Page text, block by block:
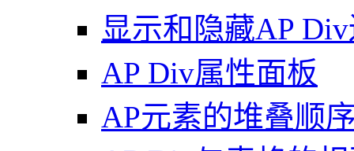
显示和隐藏AP
AP Div属性面板
AP元素的堆叠顺